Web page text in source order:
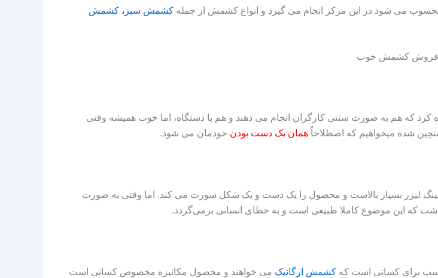
می شود در این مرکز انجام می گیرد و انواع کشمش از جمله کشمش سبز ، کشمش
که هم به صورت سنتی کارگران انجام می دهند و هم با دستگاه، اما خوب همیشه وقتی
شده میخواهیم که اصطلاحاً همان یک دست بودن خودمان می شود.
لیزر بسیار بالاست و محصول را یک دست و یک شکل سورت می کند. اما وقتی به صورت
که این موضوع کاملا طبیعی است و به خطای انسانی برمی‌گردد.
برای کسانی است که کشمش ارگانیک می خواهند و محصول مکانیزه مخصوص کسانی است